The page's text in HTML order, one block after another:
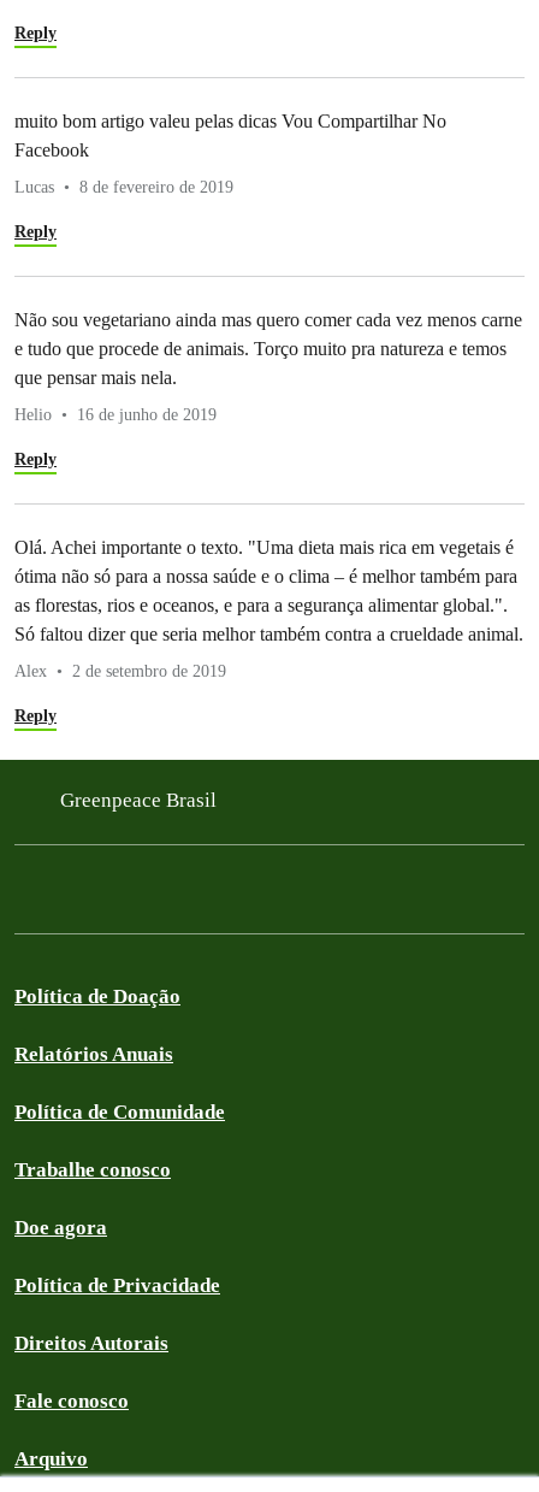
Reply
muito bom artigo valeu pelas dicas Vou Compartilhar No
Facebook
Lucas 8 de fevereiro de 2019
Reply
Não sou vegetariano ainda mas quero comer cada vez menos carne
e tudo que procede de animais. Torço muito pra natureza e temos
que pensar mais nela.
Helio 16 de junho de 2019
Reply
Olá. Achei importante o texto. "Uma dieta mais rica em vegetais é
ótima não só para a nossa saúde e o clima – é melhor também para
as florestas, rios e oceanos, e para a segurança alimentar global.".
Só faltou dizer que seria melhor também contra a crueldade animal.
Alex 2 de setembro de 2019
Reply
Greenpeace Brasil
Política de Doação
Relatórios Anuais
Política de Comunidade
Trabalhe conosco
Doe agora
Política de Privacidade
Direitos Autorais
Fale conosco
Arquivo